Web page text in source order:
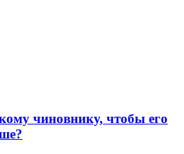
чиновнику, чтобы его